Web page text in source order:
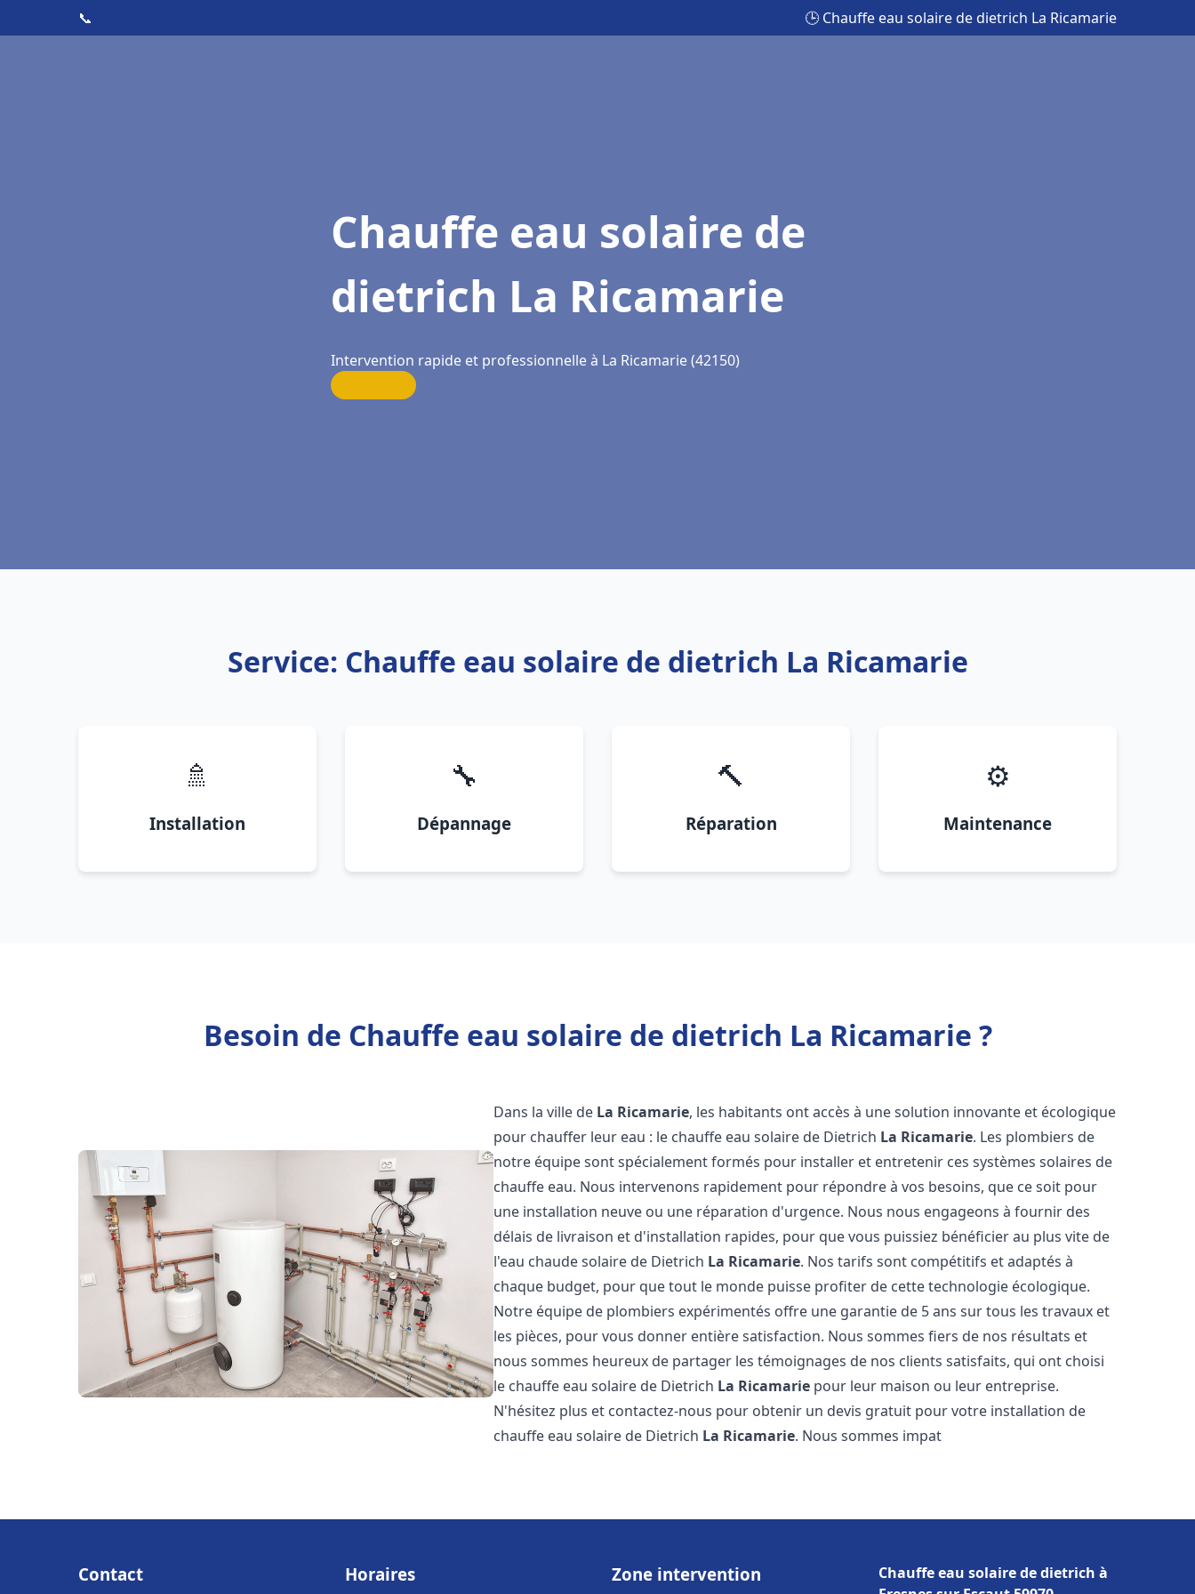
📞 🕒 Chauffe eau solaire de dietrich La Ricamarie
Chauffe eau solaire de
dietrich La Ricamarie
Intervention rapide et professionnelle à La Ricamarie (42150)
Service: Chauffe eau solaire de dietrich La Ricamarie
🚿
Installation
🔧
Dépannage
🔨
Réparation
⚙️
Maintenance
Besoin de Chauffe eau solaire de dietrich La Ricamarie ?
Dans la ville de La Ricamarie, les habitants ont accès à une solution innovante et écologique
pour chauffer leur eau : le chauffe eau solaire de Dietrich La Ricamarie. Les plombiers de
notre équipe sont spécialement formés pour installer et entretenir ces systèmes solaires de
chauffe eau. Nous intervenons rapidement pour répondre à vos besoins, que ce soit pour
une installation neuve ou une réparation d'urgence. Nous nous engageons à fournir des
délais de livraison et d'installation rapides, pour que vous puissiez bénéficier au plus vite de
l'eau chaude solaire de Dietrich La Ricamarie. Nos tarifs sont compétitifs et adaptés à
chaque budget, pour que tout le monde puisse profiter de cette technologie écologique.
Notre équipe de plombiers expérimentés offre une garantie de 5 ans sur tous les travaux et
les pièces, pour vous donner entière satisfaction. Nous sommes fiers de nos résultats et
nous sommes heureux de partager les témoignages de nos clients satisfaits, qui ont choisi
le chauffe eau solaire de Dietrich La Ricamarie pour leur maison ou leur entreprise.
N'hésitez plus et contactez-nous pour obtenir un devis gratuit pour votre installation de
chauffe eau solaire de Dietrich La Ricamarie. Nous sommes impat
Contact Horaires Zone intervention
Chauffe eau solaire de dietrich à